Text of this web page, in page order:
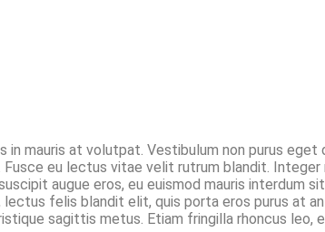
mauris at volutpat. Vestibulum non purus eget
eu lectus vitae velit rutrum blandit.
augue eros, eu euismod mauris interdum
felis blandit elit, quis porta eros purus at
sagittis metus. Etiam fringilla rhoncus leo,